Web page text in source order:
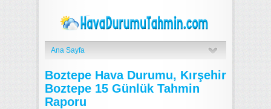
Ana Sayfa
Boztepe Hava Durumu, Kırşehir
Boztepe 15 Günlük Tahmin
Raporu